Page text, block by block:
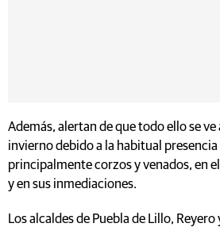
Además, alertan de que todo ello se
invierno debido a la habitual presencia
principalmente corzos y venados, en
y en sus inmediaciones.
Los alcaldes de Puebla de Lillo, Reyero